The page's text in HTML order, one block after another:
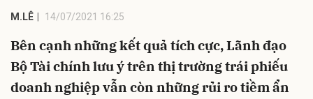
M.LÊ 14/07/2021 16:25
Bên cạnh những kết quả tích cực, Lãnh đạo
Bộ Tài chính lưu ý trên thị trường trái phiếu
doanh nghiệp vẫn còn những rủi ro tiềm ẩn